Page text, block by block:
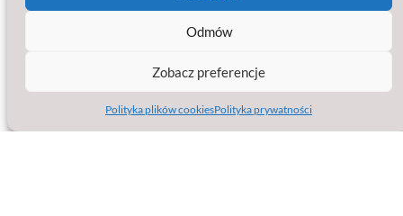
Odmów
Zobacz preferencje
Polityka plików cookiesPolityka prywatności
Strona facebook